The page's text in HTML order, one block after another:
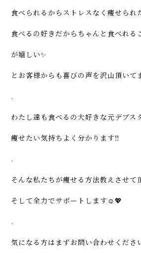
食べられるからストレスなく痩せられ
食べるの好きだからちゃんと食べれる
が嬉しい✨
とお客様からも喜びの声を沢山頂いて
.
わたし達も食べるの大好きな元デブス
痩せたい気持ちよく分かります‼️
.
そんな私たちが痩せる方法教えさせて
そして全力でサポートします☺️💖
.
気になる方はまずお問い合わせくださ